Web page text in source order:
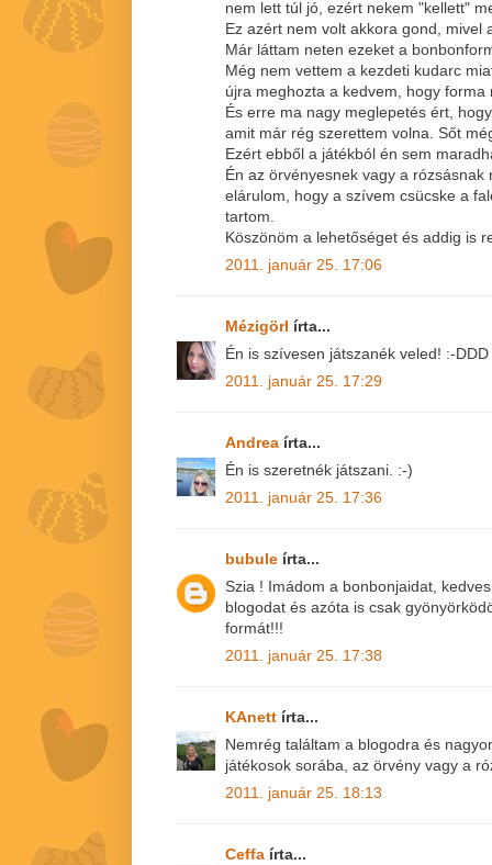
nem lett túl jó, ezért nekem "kellett"
Ez azért nem volt akkora gond, mivel
Már láttam neten ezeket a
Még nem vettem a kezdeti kudarc
újra meghozta a kedvem, hogy
És erre ma nagy meglepetés ért,
amit már rég szerettem volna. Sőt
Ezért ebből a játékból én sem
Én az örvényesnek vagy a
elárulom, hogy a szívem csücske a
tartom.
Köszönöm a lehetőséget és addig is
2011. január 25. 17:06
Mézigörl írta...
Én is szívesen játszanék veled! :-DDD
2011. január 25. 17:29
Andrea írta...
Én is szeretnék játszani. :-)
2011. január 25. 17:36
bubule írta...
Szia ! Imádom a bonbonjaidat,
blogodat és azóta is csak
formát!!!
2011. január 25. 17:38
KAnett írta...
Nemrég találtam a blogodra és
játékosok sorába, az örvény vagy a
2011. január 25. 18:13
Ceffa írta...